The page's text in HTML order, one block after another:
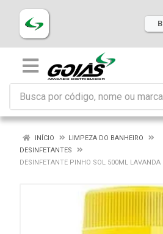
INÍCIO
LIMPEZA DO BANHEIRO
DESINFETANTES
DESINFETANTE PINHO SOL 500ML LAVANDA